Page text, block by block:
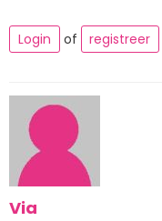
Login of registreer
Via